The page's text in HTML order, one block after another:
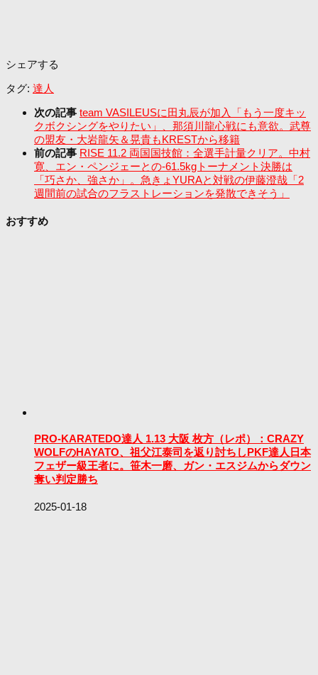
シェアする
タグ: 達人
次の記事 team VASILEUSに田丸辰が加入「もう一度キッ
クボクシングをやりたい」、那須川龍心戦にも意欲。武尊
の盟友・大岩龍矢＆晃貴もKRESTから移籍
前の記事 RISE 11.2 両国国技館：全選手計量クリア。中村
寛、エン・ペンジェーとの-61.5kgトーナメント決勝は
「巧さか、強さか」。急きょYURAと対戦の伊藤澄哉「2
週間前の試合のフラストレーションを発散できそう」
おすすめ
PRO-KARATEDO達人 1.13 大阪 枚方（レポ）：CRAZY
WOLFのHAYATO、祖父江泰司を返り討ちしPKF達人日本
フェザー級王者に。笹木一磨、ガン・エスジムからダウン
奪い判定勝ち
2025-01-18